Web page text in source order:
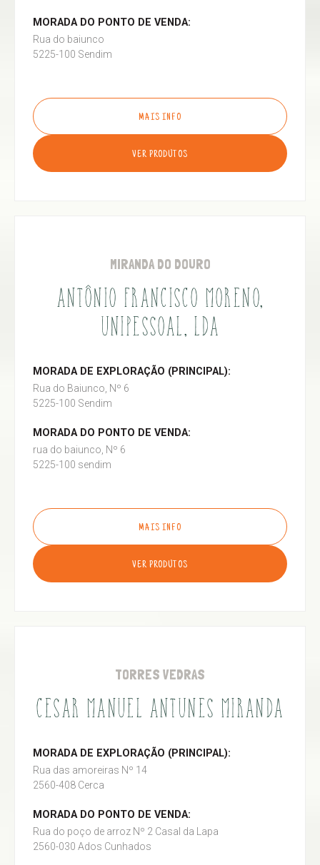
MORADA DO PONTO DE VENDA:
Rua do baiunco
5225-100 Sendim
MAIS INFO
VER PRODUTOS
MIRANDA DO DOURO
ANTÔNIO FRANCISCO MORENO,
UNIPESSOAL, LDA
MORADA DE EXPLORAÇÃO (PRINCIPAL):
Rua do Baiunco, Nº 6
5225-100 Sendim
MORADA DO PONTO DE VENDA:
rua do baiunco, Nº 6
5225-100 sendim
MAIS INFO
VER PRODUTOS
TORRES VEDRAS
CESAR MANUEL ANTUNES MIRANDA
MORADA DE EXPLORAÇÃO (PRINCIPAL):
Rua das amoreiras Nº 14
2560-408 Cerca
MORADA DO PONTO DE VENDA:
Rua do poço de arroz Nº 2 Casal da Lapa
2560-030 Ados Cunhados